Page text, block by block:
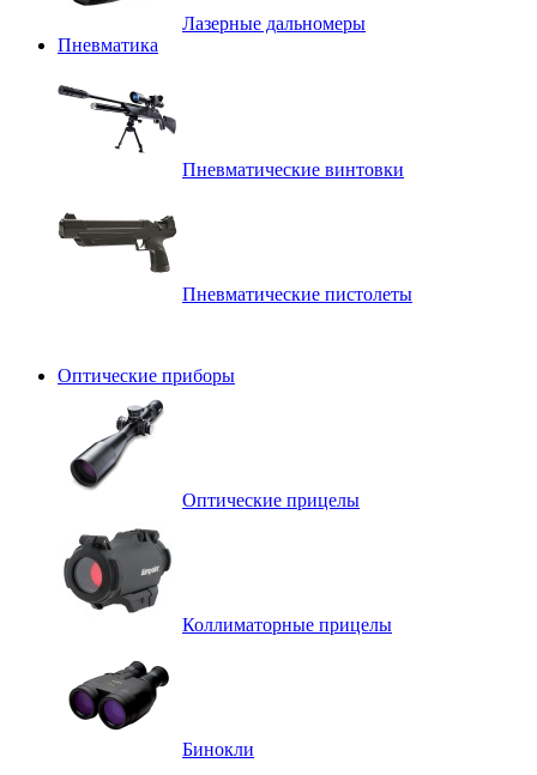
Лазерные дальномеры
Пневматика
Пневматические винтовки
Пневматические пистолеты
Оптические приборы
Оптические прицелы
Коллиматорные прицелы
Бинокли